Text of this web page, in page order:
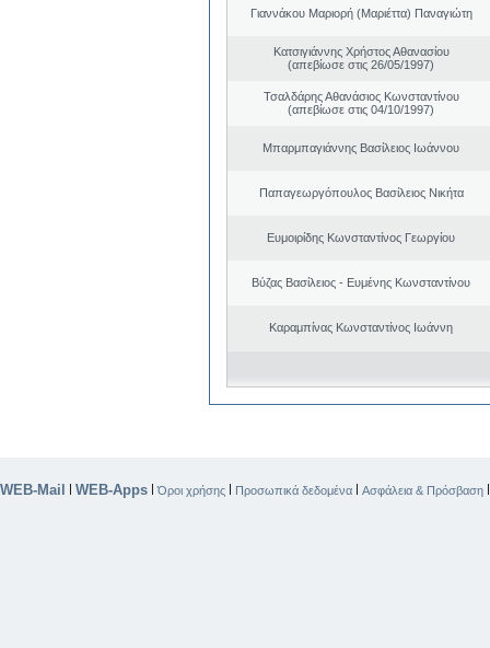
Γιαννάκου Μαριορή (Μαριέττα) Παναγιώτη
Κατσιγιάννης Χρήστος Αθανασίου
(απεβίωσε στις 26/05/1997)
Τσαλδάρης Αθανάσιος Κωνσταντίνου
(απεβίωσε στις 04/10/1997)
Μπαρμπαγιάννης Βασίλειος Ιωάννου
Παπαγεωργόπουλος Βασίλειος Νικήτα
Ευμοιρίδης Κωνσταντίνος Γεωργίου
Βύζας Βασίλειος - Ευμένης Κωνσταντίνου
Καραμπίνας Κωνσταντίνος Ιωάννη
WEB-Mail | WEB-Apps |Όροι χρήσης | Προσωπικά δεδομένα | Ασφάλεια & Πρόσβαση